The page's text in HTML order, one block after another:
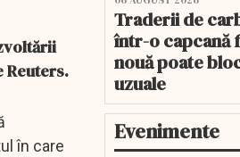
Reuters.
în care
Traderii de
într-o capcană
nouă poate
uzuale
Evenimente